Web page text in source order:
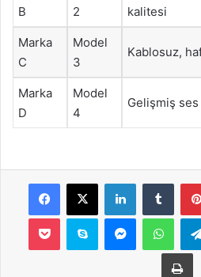
B
2
kalitesi
Marka
C
Model
3
Kablosuz,
Marka
D
Model
4
Gelişmiş
Facebook
X LinkedIn
Pocket Skype Messenger